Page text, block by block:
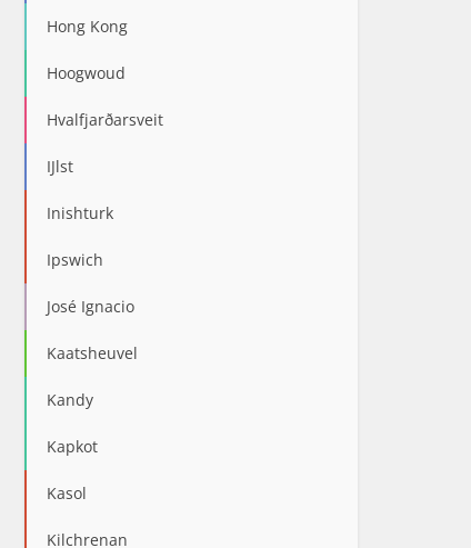
Hong Kong
Hoogwoud
Hvalfjarðarsveit
IJlst
Inishturk
Ipswich
José Ignacio
Kaatsheuvel
Kandy
Kapkot
Kasol
Kilchrenan